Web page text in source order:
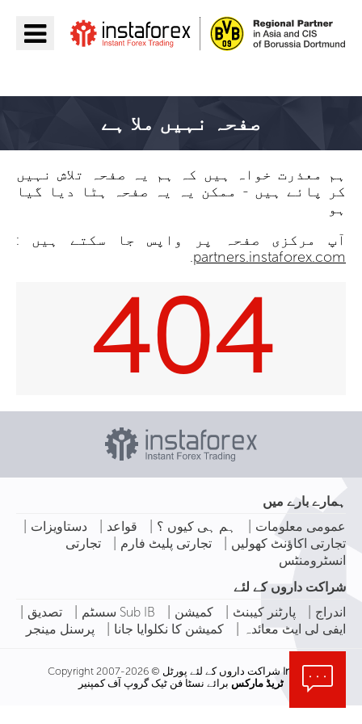
صفحہ نہیں ملا ہے
ہم معذرت خواہ ہیں کہ ہم یہ صفحہ تلاش نہیں
کر پائے ہیں - ممکن یہ یہ صفحہ ہٹا دیا گیا
ہو
آپ مرکزی صفحہ پر واپس جا سکتے ہیں :
partners.instaforex.com
.
404
ہمارے بارے میں
عمومی معلومات | ہم ہی کیوں ؟ | قواعد | دستاویزات |
تجارتی اکاؤنٹ کھولیں | تجارتی پلیٹ فارم |
تجارتی
انسٹرومنٹس
شراکت داروں کے لئے
اندراج | پارٹنر کیبنٹ | کمیشن | Sub IB سسٹم | تصدیق |
ایفی لی ایٹ معائدہ | کمیشن کا نکلوایا جانا | پرسنل مینجر
InstaForex شراکت داروں کے لئے پورٹل © Copyright 2007-2026
ٹریڈ مارکس برائے نسٹا فن ٹیک گروپ آف کمپنیر